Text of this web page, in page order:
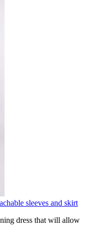
sleeves and skirt
dress that will allow